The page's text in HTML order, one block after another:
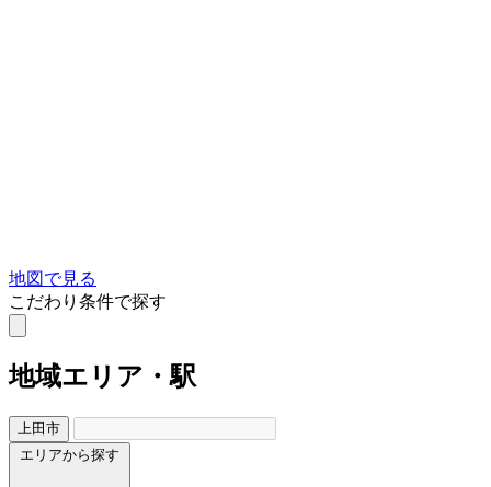
地図で見る
こだわり条件で探す
地域エリア・駅
上田市
エリアから探す